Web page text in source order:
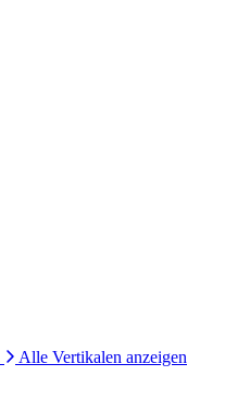
Alle Vertikalen anzeigen